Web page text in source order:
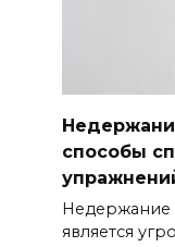
способы
Недержание
является